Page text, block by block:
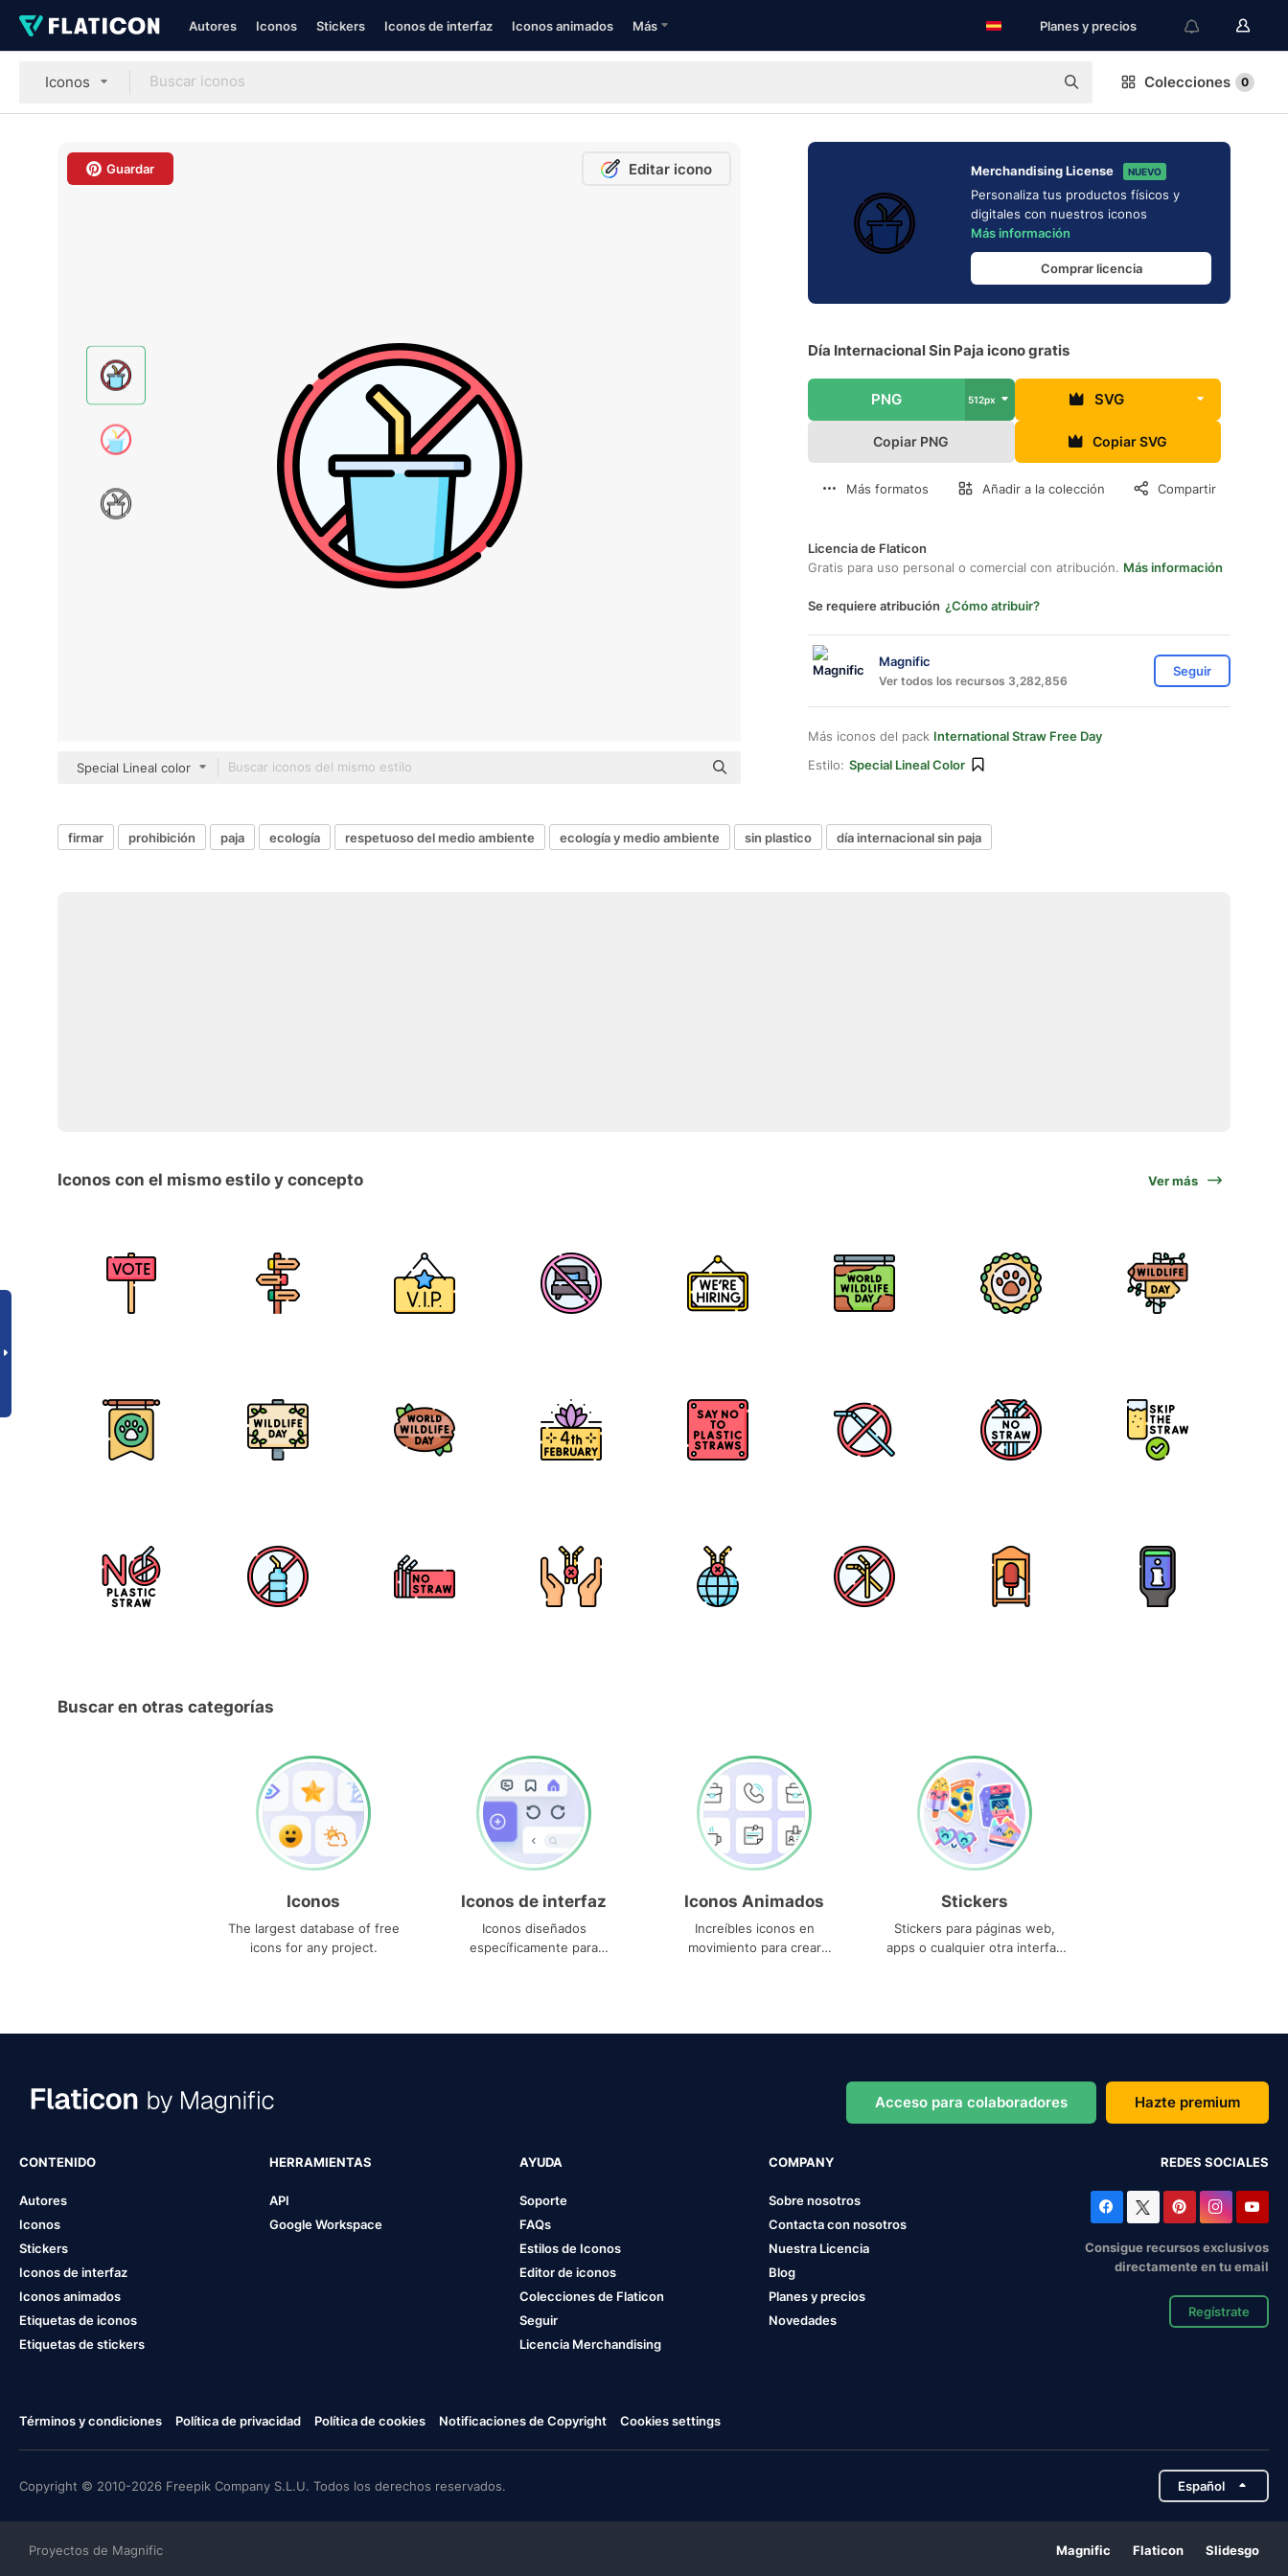
Autores Iconos Stickers Iconos de interfaz Iconos animados Más Planes y precios
Iconos Colecciones 0
Guardar Editar icono
Special Lineal color
Merchandising License NUEVO
Personaliza tus productos físicos y
digitales con nuestros iconos
Más información
Comprar licencia
Día Internacional Sin Paja icono gratis
PNG 512px SVG
Copiar PNG Copiar SVG
Más formatos Añadir a la colección Compartir
Licencia de Flaticon
Gratis para uso personal o comercial con atribución. Más información
Se requiere atribución ¿Cómo atribuir?
Magnific
Ver todos los recursos 3,282,856
Seguir
Más iconos del pack International Straw Free Day
Estilo: Special Lineal Color
firmar prohibición paja ecología respetuoso del medio ambiente ecología y medio ambiente sin plastico día internacional sin paja
Iconos con el mismo estilo y concepto Ver más
Buscar en otras categorías
Iconos
The largest database of free
icons for any project.
Iconos de interfaz
Iconos diseñados
específicamente para
Iconos Animados
Increíbles iconos en
movimiento para crear
Stickers
Stickers para páginas web,
apps o cualquier otra interfaz
Acceso para colaboradores Hazte premium
CONTENIDO
Autores
Iconos
Stickers
Iconos de interfaz
Iconos animados
Etiquetas de iconos
Etiquetas de stickers
HERRAMIENTAS
API
Google Workspace
AYUDA
Soporte
FAQs
Estilos de Iconos
Editor de iconos
Colecciones de Flaticon
Seguir
Licencia Merchandising
COMPANY
Sobre nosotros
Contacta con nosotros
Nuestra Licencia
Blog
Planes y precios
Novedades
REDES SOCIALES
Consigue recursos exclusivos
directamente en tu email
Regístrate
Términos y condiciones Política de privacidad Política de cookies Notificaciones de Copyright Cookies settings
Copyright © 2010-2026 Freepik Company S.L.U. Todos los derechos reservados. Español
Proyectos de Magnific Magnific Flaticon Slidesgo